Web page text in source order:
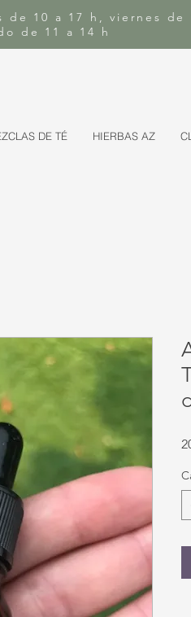
de 10 a 17 h, viernes
de 11 a 14 h
DE TÉ HIERBAS AZ